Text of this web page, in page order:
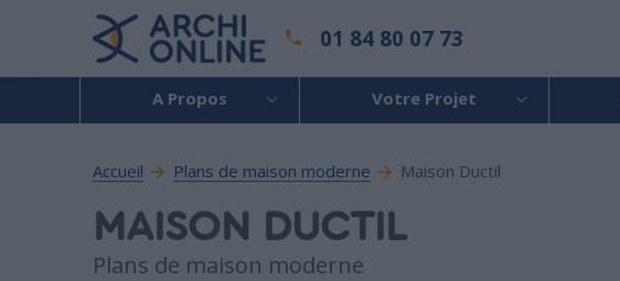
01 84 80 07 73
A Propos Votre Projet
Accueil Plans de maison moderne Maison Ductil
MAISON DUCTIL
Plans de maison moderne